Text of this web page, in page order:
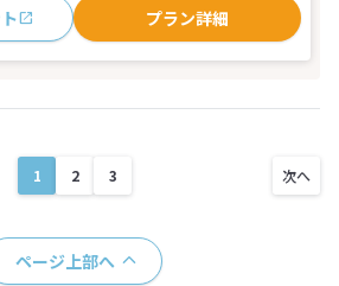
プラン詳細
1 2 3
ページ上部へ